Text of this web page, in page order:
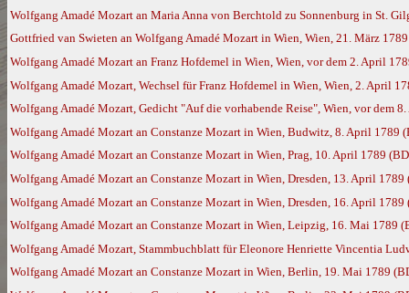
Wolfgang Amadé Mozart an Maria Anna von Berchtold zu Sonnenburg in St.
Gottfried van Swieten an Wolfgang Amadé Mozart in Wien, Wien, 21. März
Wolfgang Amadé Mozart an Franz Hofdemel in Wien, Wien, vor dem 2. April
Wolfgang Amadé Mozart, Wechsel für Franz Hofdemel in Wien, Wien, 2. April
Wolfgang Amadé Mozart, Gedicht "Auf die vorhabende Reise", Wien, vor dem
Wolfgang Amadé Mozart an Constanze Mozart in Wien, Budwitz, 8. April 1789
Wolfgang Amadé Mozart an Constanze Mozart in Wien, Prag, 10. April 1789
Wolfgang Amadé Mozart an Constanze Mozart in Wien, Dresden, 13. April 1789
Wolfgang Amadé Mozart an Constanze Mozart in Wien, Dresden, 16. April 1789
Wolfgang Amadé Mozart an Constanze Mozart in Wien, Leipzig, 16. Mai 1789
Wolfgang Amadé Mozart, Stammbuchblatt für Eleonore Henriette Vincentia
Wolfgang Amadé Mozart an Constanze Mozart in Wien, Berlin, 19. Mai 1789